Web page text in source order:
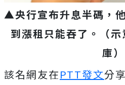
▲央行宣布升息半碼，
到漲租只能吞了。（
庫）
該名網友在PTT發文分